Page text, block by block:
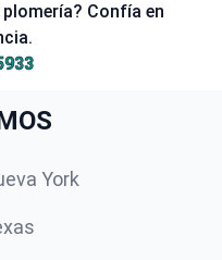
Confía en
York